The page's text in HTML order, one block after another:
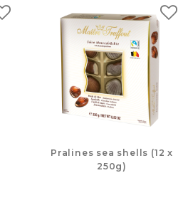
إضافة إلى المفضلات
Pralines sea shells (12 x
250g)